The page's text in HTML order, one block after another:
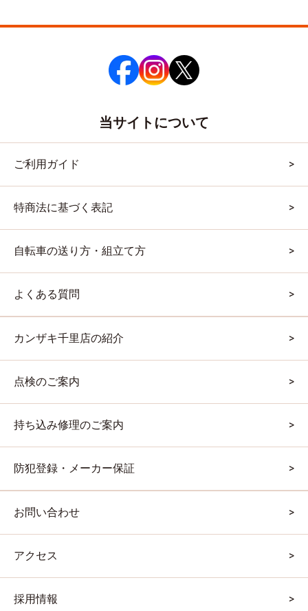
当サイトについて
ご利用ガイド
特商法に基づく表記
自転車の送り方・組立て方
よくある質問
カンザキ千里店の紹介
点検のご案内
持ち込み修理のご案内
防犯登録・メーカー保証
お問い合わせ
アクセス
採用情報